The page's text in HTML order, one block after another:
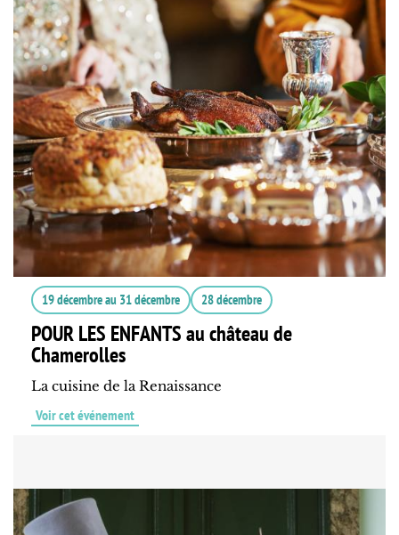
19 décembreau 31 décembre 28 décembre
POUR LES ENFANTS au château de
Chamerolles
La cuisine de la Renaissance
Voir cet événement